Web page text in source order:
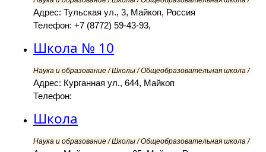
Адрес: Тульская ул., 3, Майкоп, Россия
Телефон: +7 (8772) 59-43-93,
Школа № 10
Наука и образование / Школы / Общеобразовательная школа /
Адрес: Курганная ул., 644, Майкоп
Телефон:
Школа
Наука и образование / Школы / Общеобразовательная школа /